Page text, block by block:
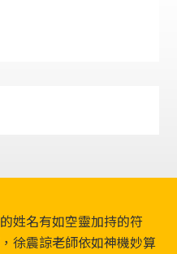
姓名有如空靈加持的符
徐震諒老師依如神機妙算